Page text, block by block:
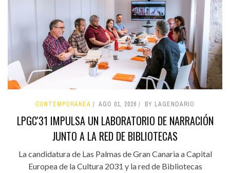
CONTEMPORÁNEA AGO 01, 2026 BY LAGENDARIO
LPGC'31 IMPULSA UN LABORATORIO DE NARRACIÓN
JUNTO A LA RED DE BIBLIOTECAS
La candidatura de Las Palmas de Gran Canaria a Capital
Europea de la Cultura 2031 y la red de Bibliotecas